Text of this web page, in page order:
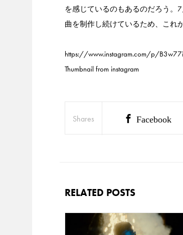
を感じているのもあるのだろう。
曲を制作し続けているため、これ
https://www.instagram.com/p/
Thumbnail from instagram
Shares Facebook
RELATED POSTS